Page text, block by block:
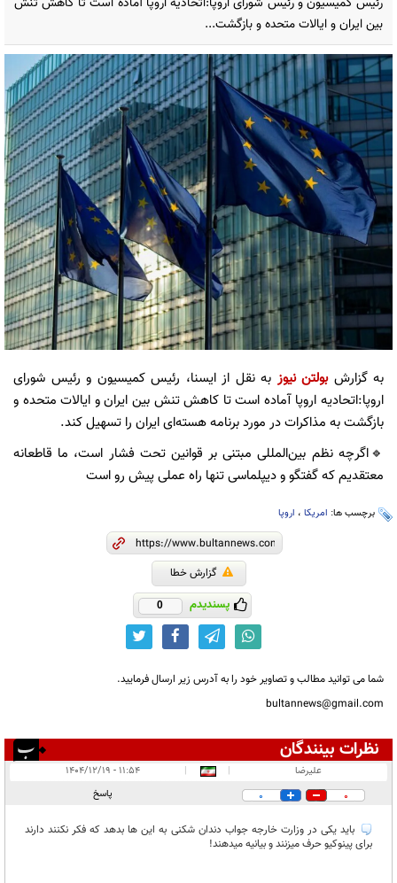
بین ایران و ایالات متحده و بازگشت...
به گزارشبولتن نیوز به نقل از ایسنا، رئیس کمیسیون و رئیس شورای
اروپا:اتحادیه اروپا آماده است تا کاهش تنش بین ایران و ایالات متحده و
بازگشت به مذاکرات در مورد برنامه هسته‌ای ایران را تسهیل کند.
🔹️اگرچه نظم بین‌المللی مبتنی بر قوانین تحت فشار است، ما قاطعانه
معتقدیم که گفتگو و دیپلماسی تنها راه عملی پیش رو است
برچسب ها: امریکا ، اروپا
گزارش خطا
پسندیدم 0
شما می توانید مطالب و تصاویر خود را به آدرس زیر ارسال فرمایید.
bultannews@gmail.com
نظرات بینندگان
در انتظار بررسی:
علیرضا |
|
۱۱:۵۴ - ۱۴۰۴/۱۲/۱۹
0
0 پاسخ
باید یکی در وزارت خارجه جواب دندان شکنی به این ها بدهد که فکر نکنند دارند
برای پینوکیو حرف میزنند و بیانیه میدهند!